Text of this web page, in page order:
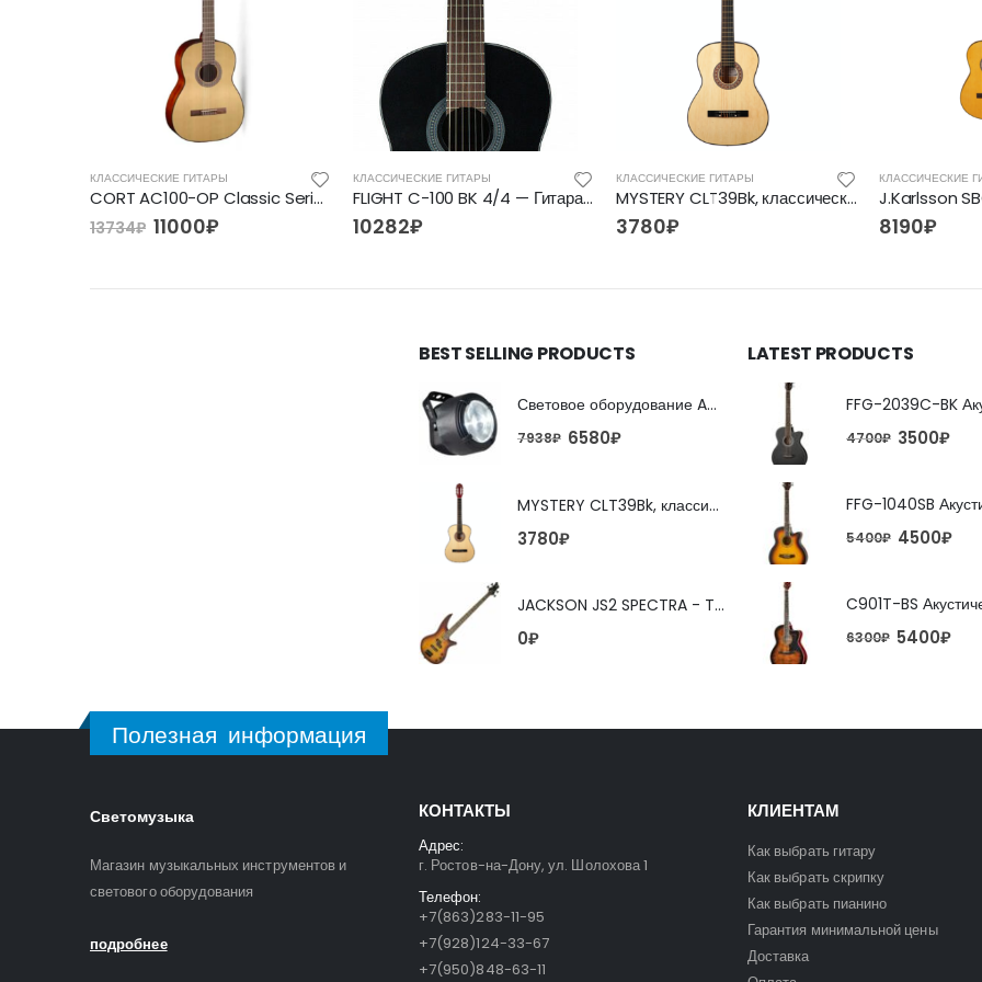
КЛАССИЧЕСКИЕ ГИТАРЫ
CORT AC100-OP Classic Series, классическая гитара
13734₽ 11000₽
КЛАССИЧЕСКИЕ ГИТАРЫ
FLIGHT C-100 BK 4/4 — Гитара классическая 4/4 Флайт
10282₽
КЛАССИЧЕСКИЕ ГИТАРЫ
MYSTERY CLT39Bk, классическая гитара
3780₽
КЛАССИЧЕСКИЕ
8190₽
BEST SELLING PRODUCTS
Световое оборудование ADJ FX Beam
7938₽ 6580₽
MYSTERY CLT39Bk, классическая гитара
3780₽
JACKSON JS2 SPECTRA - TOBACCO BURST 4-струнная бас-гитара
0₽
LATEST PRODUCTS
4700₽ 3500₽
5400₽ 4500₽
6300₽ 5400₽
Полезная информация
Светомузыка
Магазин музыкальных инструментов и
светового оборудования
подробнее
КОНТАКТЫ
Адрес:
г. Ростов-на-Дону, ул. Шолохова 1
Телефон:
+7(863)283-11-95
+7(928)124-33-67
+7(950)848-63-11
КЛИЕНТАМ
Как выбрать гитару
Как выбрать скрипку
Как выбрать пианино
Гарантия минимальной цены
Доставка